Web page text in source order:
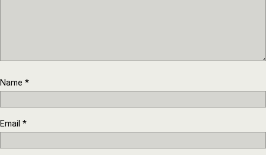
Name *
Email *